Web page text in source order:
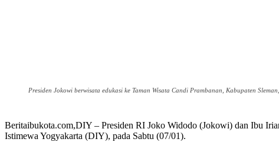
Presiden Jokowi berwisata edukasi ke Taman Wisata Candi Prambanan, Kabupaten
Beritaibukota.com,DIY – Presiden RI Joko Widodo (Jokowi) dan Ibu
Istimewa Yogyakarta (DIY), pada Sabtu (07/01).